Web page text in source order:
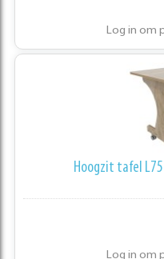
Log in om
Hoogzit tafel L75
Log in om